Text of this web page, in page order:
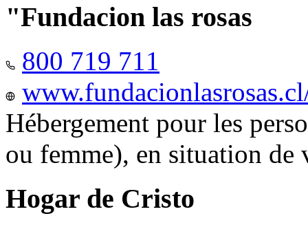
"Fundacion las rosas
800 719 711
Hébergement pour les
ou femme), en situation
Hogar de Cristo